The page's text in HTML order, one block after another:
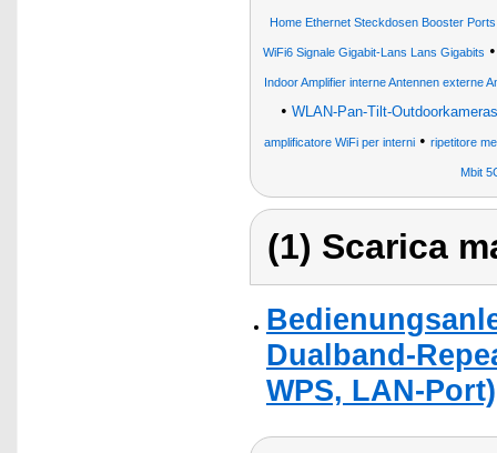
Home Ethernet Steckdosen Booster
WiFi6 Signale Gigabit-Lans Lans Gigabits
Indoor Amplifier interne Antennen externe
• WLAN-Pan-Tilt-
amplificatore WiFi per interni • ripetitore
Mbit
(1) Scarica
Dualband-
WPS, LAN-Port)